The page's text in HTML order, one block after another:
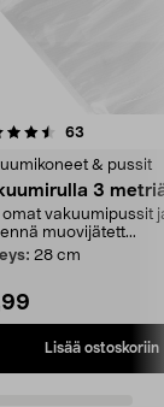
63
& pussit
3
omat vakuumipussit
muovijätett...
28 cm
Lisää ostoskoriin
4.5 viidestä